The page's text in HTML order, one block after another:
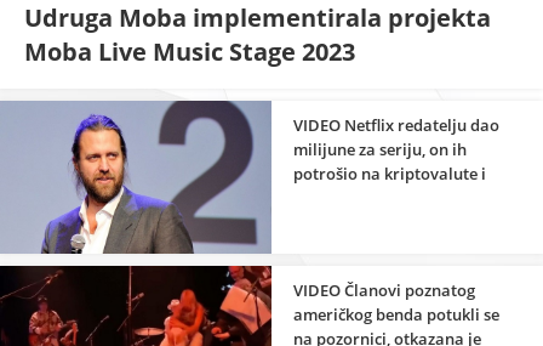
Udruga Moba implementirala projekta
Moba Live Music Stage 2023
VIDEO Netflix redatelju dao
milijune za seriju, on ih
potrošio na kriptovalute i
VIDEO Članovi poznatog
američkog benda potukli se
na pozornici, otkazana je